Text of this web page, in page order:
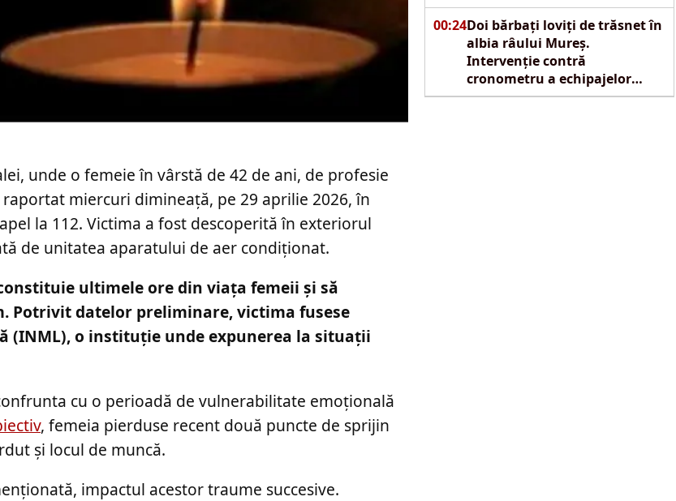
00:24Doi bărbați loviți de trăsnet în
albia râului Mureș.
Intervenție contră
cronometru a echipajelor
SMURD la Reghin
unde o femeie în vârstă de 42 de ani, de profesie
miercuri dimineață, pe 29 aprilie 2026, în
la 112. Victima a fost descoperită în exteriorul
de unitatea aparatului de aer condiționat.
ultimele ore din viața femeii și să
Potrivit datelor preliminare, victima fusese
o instituție unde expunerea la situații
cu o perioadă de vulnerabilitate emoțională
, femeia pierduse recent două puncte de sprijin
și locul de muncă.
impactul acestor traume succesive.